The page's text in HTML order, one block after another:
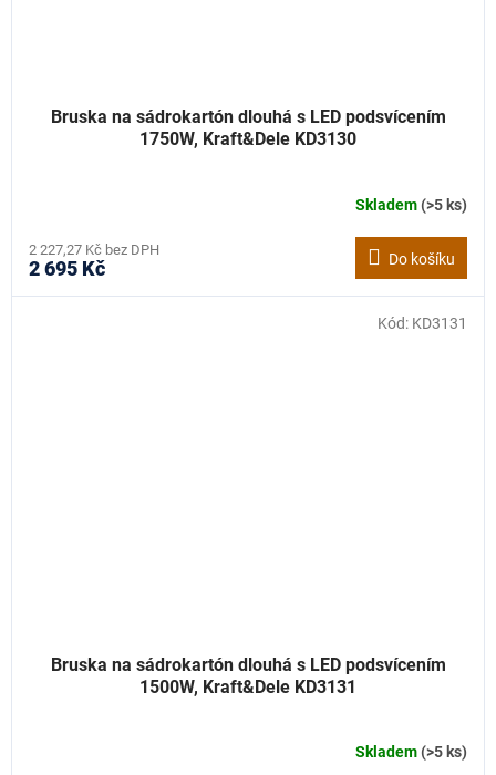
Bruska na sádrokartón dlouhá s LED podsvícením
1750W, Kraft&Dele KD3130
Skladem(>5 ks)
2 227,27 Kč bez DPH
2 695 Kč Do košíku
Bruska na sádrokartón dlouhá s LED podsvícením
1500W, Kraft&Dele KD3131
Skladem(>5 ks)
Kód: KD3131